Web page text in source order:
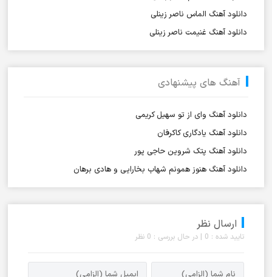
دانلود آهنگ الماس ناصر زینلی
دانلود آهنگ غنیمت ناصر زینلی
آهنگ های پیشنهادی
دانلود آهنگ وای از تو سهیل کریمی
دانلود آهنگ یادگاری کاکرفان
دانلود آهنگ پتک شروین حاجی پور
دانلود آهنگ هنوز همونم شهاب بخارایی و هادی برهان
ارسال نظر
تایید شده : 0 | در حال بررسی : 0 نظر